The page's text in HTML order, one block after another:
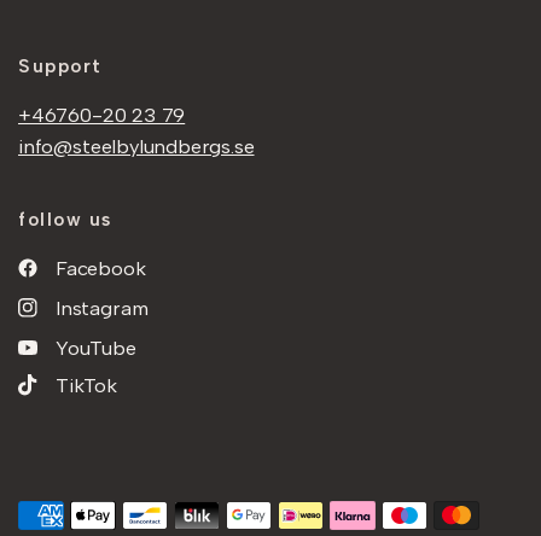
Support
+46760-20 23 79
info@steelbylundbergs.se
follow us
Facebook
Instagram
YouTube
TikTok